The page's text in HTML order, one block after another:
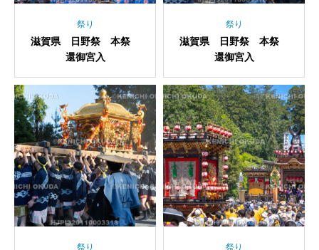
祭り
滋賀県 日野祭 本祭
還御宮入
祭り
滋賀県 日野祭 本祭
還御宮入
祭り 祭り